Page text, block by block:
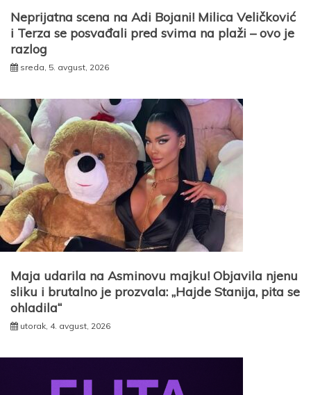
Neprijatna scena na Adi Bojani! Milica Veličković
i Terza se posvađali pred svima na plaži – ovo je
razlog
sreda, 5. avgust, 2026
Maja udarila na Asminovu majku! Objavila njenu
sliku i brutalno je prozvala: „Hajde Stanija, pita se
ohladila“
utorak, 4. avgust, 2026